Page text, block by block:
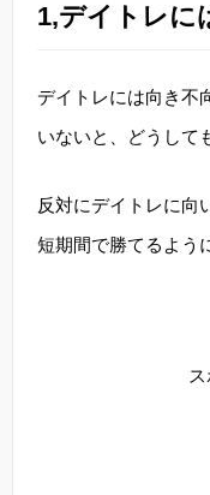
1,デイトレに
デイトレには向き不
いないと、どうして
反対にデイトレに向
短期間で勝てるよう